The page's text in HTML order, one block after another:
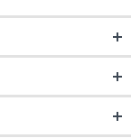
в основе